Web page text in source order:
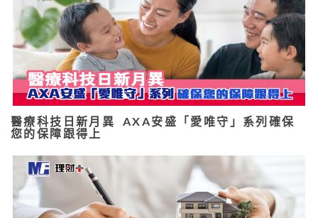
醫療科技日新月異 AXA安盛「愛唯守」系列確保
您的保障跟得上